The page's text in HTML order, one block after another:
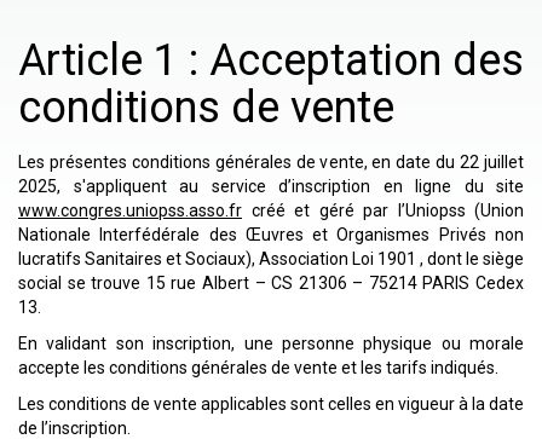
Article 1 : Acceptation des
conditions de vente
Les présentes conditions générales de vente, en date du 22 juillet
2025, s'appliquent au service d’inscription en ligne du site
www.congres.uniopss.asso.fr créé et géré par l’Uniopss (Union
Nationale Interfédérale des Œuvres et Organismes Privés non
lucratifs Sanitaires et Sociaux), Association Loi 1901 , dont le siège
social se trouve 15 rue Albert – CS 21306 – 75214 PARIS Cedex
13.
En validant son inscription, une personne physique ou morale
accepte les conditions générales de vente et les tarifs indiqués.
Les conditions de vente applicables sont celles en vigueur à la date
de l’inscription.